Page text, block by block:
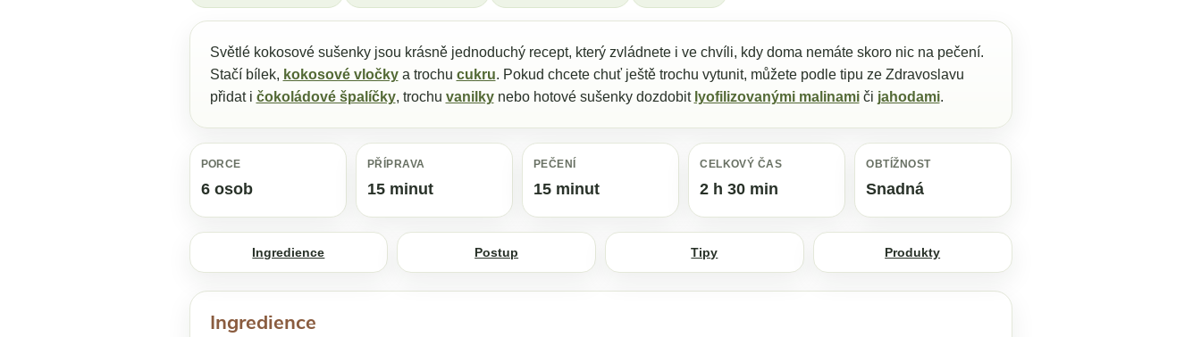
Světlé kokosové sušenky jsou krásně jednoduchý recept, který zvládnete i ve chvíli, kdy doma nemáte skoro nic na pečení.
Stačí bílek, kokosové vločkya trochu cukru. Pokud chcete chuť ještě trochu vytunit, můžete podle tipu ze Zdravoslavu
přidat i čokoládové špalíčky, trochu vanilkynebo hotové sušenky dozdobit lyofilizovanými malinamiči jahodami.
PORCE
6 osob
PŘÍPRAVA
15 minut
PEČENÍ
15 minut
CELKOVÝ ČAS
2 h 30 min
OBTÍŽNOST
Snadná
Ingredience Postup Tipy Produkty
Ingredience